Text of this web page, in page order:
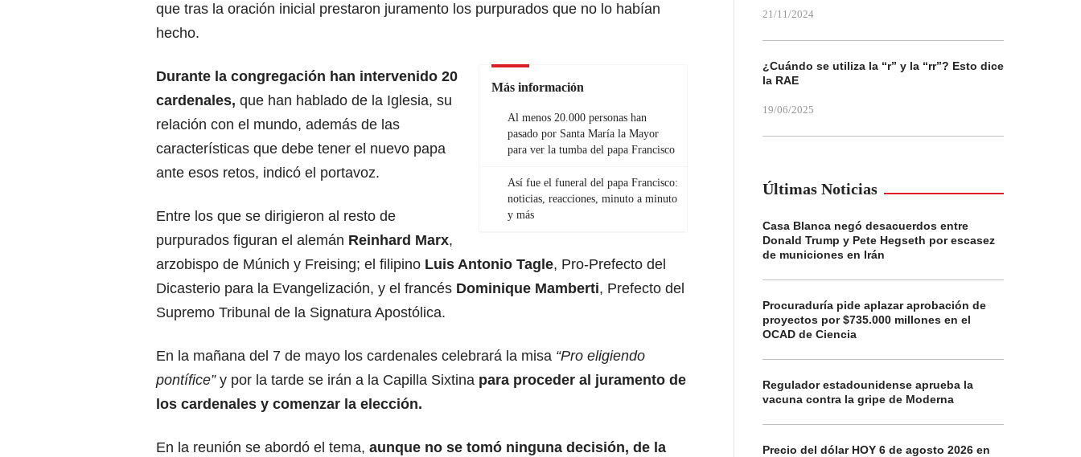
que tras la oración inicial prestaron juramento los purpurados que no lo habían
hecho.
Más información
Al menos 20.000 personas han
pasado por Santa María la Mayor
para ver la tumba del papa Francisco
Así fue el funeral del papa Francisco:
noticias, reacciones, minuto a minuto
y más
Durante la congregación han intervenido 20
cardenales, que han hablado de la Iglesia, su
relación con el mundo, además de las
características que debe tener el nuevo papa
ante esos retos, indicó el portavoz.
Entre los que se dirigieron al resto de
purpurados figuran el alemán Reinhard Marx,
arzobispo de Múnich y Freising; el filipino Luis Antonio Tagle, Pro-Prefecto del
Dicasterio para la Evangelización, y el francés Dominique Mamberti, Prefecto del
Supremo Tribunal de la Signatura Apostólica.
En la mañana del 7 de mayo los cardenales celebrará la misa “Pro eligiendo
pontífice”y por la tarde se irán a la Capilla Sixtina para proceder al juramento de
los cardenales y comenzar la elección.
En la reunión se abordó el tema, aunque no se tomó ninguna decisión, de la
21/11/2024
¿Cuándo se utiliza la “r” y la “rr”? Esto dice
la RAE
19/06/2025
Últimas Noticias
Casa Blanca negó desacuerdos entre
Donald Trump y Pete Hegseth por escasez
de municiones en Irán
Procuraduría pide aplazar aprobación de
proyectos por $735.000 millones en el
OCAD de Ciencia
Regulador estadounidense aprueba la
vacuna contra la gripe de Moderna
Precio del dólar HOY 6 de agosto 2026 en